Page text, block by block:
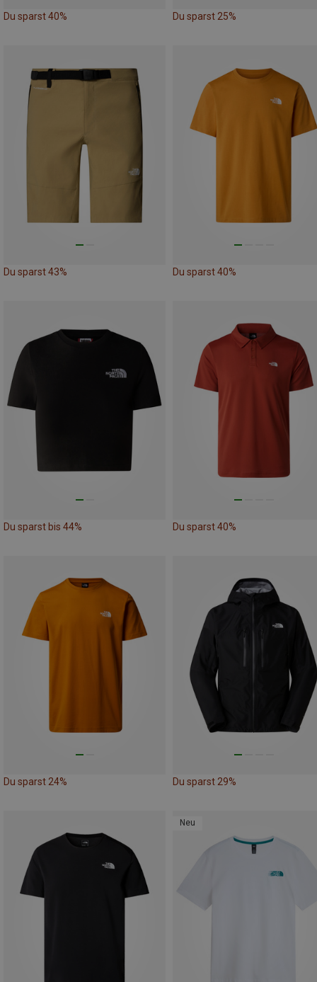
Du sparst 40% Du sparst 25%
Du sparst 43% Du sparst 40%
Du sparst bis 44% Du sparst 40%
Du sparst 24% Du sparst 29%
Neu